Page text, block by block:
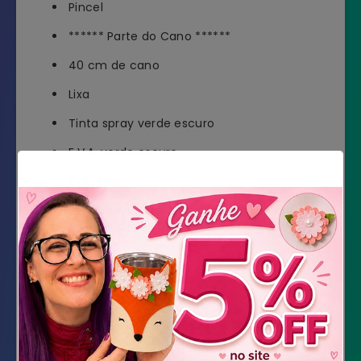
Pincel
****** Parte do Cano ******
40 cm de cano
Lixa
Tinta spray verde escuro
E.V.A. verde escuro
Tinta PVA verde escuro, amarelo e branco
Pincel
Tesoura
****** Parte do Pote ******
Vidro modelo aquário
Contact